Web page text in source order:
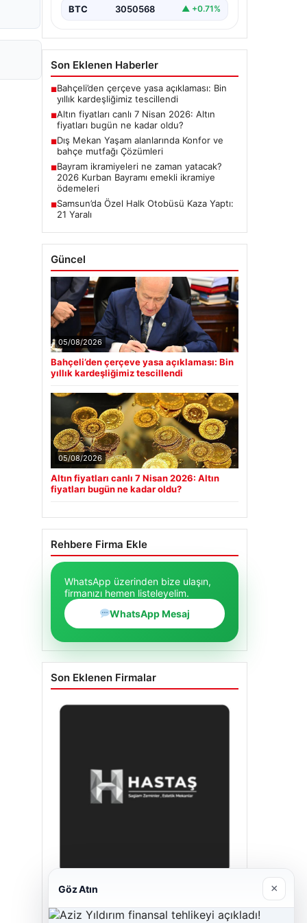
BTC 3050568 ▲ +0.71%
Son Eklenen Haberler
■Bahçeli’den çerçeve yasa açıklaması: Bin
yıllık kardeşliğimiz tescillendi
■Altın fiyatları canlı 7 Nisan 2026: Altın
fiyatları bugün ne kadar oldu?
■Dış Mekan Yaşam alanlarında Konfor ve
bahçe mutfağı Çözümleri
■Bayram ikramiyeleri ne zaman yatacak?
2026 Kurban Bayramı emekli ikramiye
ödemeleri
■Samsun’da Özel Halk Otobüsü Kaza Yaptı:
21 Yaralı
Güncel
05/08/2026
Bahçeli’den çerçeve yasa açıklaması: Bin
yıllık kardeşliğimiz tescillendi
05/08/2026
Altın fiyatları canlı 7 Nisan 2026: Altın
fiyatları bugün ne kadar oldu?
Rehbere Firma Ekle
WhatsApp üzerinden bize ulaşın,
firmanızı hemen listeleyelim.
WhatsApp Mesaj
Son Eklenen Firmalar
Enes Kaplan Avukatlık Bürosu
28/04/2026
Göz Atın ×